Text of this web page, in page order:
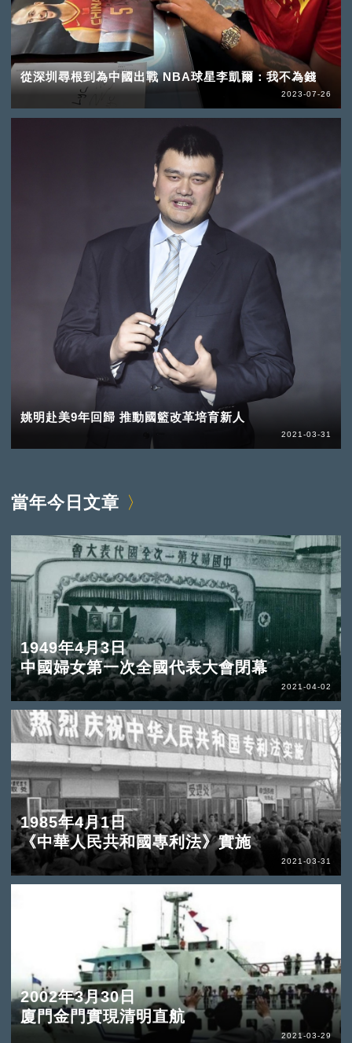
從深圳尋根到為中國出戰 NBA球星李凱爾：我不為錢
2023-07-26
姚明赴美9年回歸 推動國籃改革培育新人
2021-03-31
當年今日文章
1949年4月3日
中國婦女第一次全國代表大會閉幕
2021-04-02
1985年4月1日
《中華人民共和國專利法》實施
2021-03-31
2002年3月30日
廈門金門實現清明直航
2021-03-29